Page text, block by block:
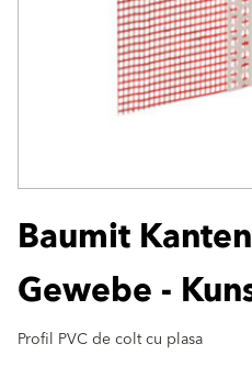
Baumit
Gewebe -
Profil PVC de colt cu plasa